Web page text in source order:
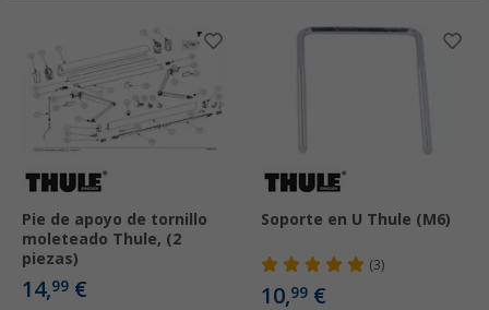
Pie de apoyo de tornillo
moleteado Thule, (2
piezas)
14,99 €
Soporte en U Thule (M6)
(3)
10,99 €